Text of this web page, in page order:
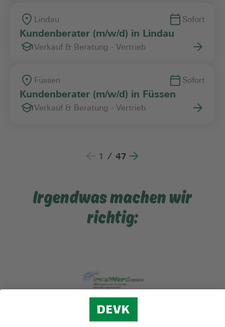
Lindau Sofort
Kundenberater (m/w/d) in Lindau
Verkauf & Beratung - Vertrieb
Füssen Sofort
Kundenberater (m/w/d) in Füssen
Verkauf & Beratung - Vertrieb
1 / 47
Irgendwas machen wir
richtig: